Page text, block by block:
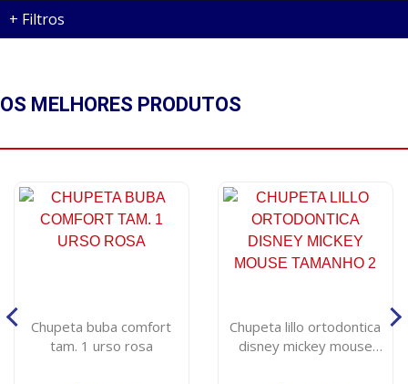
+ Filtros
OS MELHORES PRODUTOS
Chupeta buba comfort
tam. 1 urso rosa
Chupeta lillo ortodontica
disney mickey mouse